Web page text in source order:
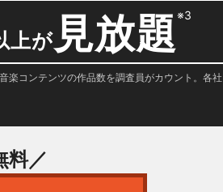
上が 見放題※3
楽コンテンツの作品数を調査員がカウント。各社
料／